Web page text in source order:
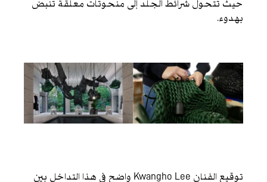
حيث تتحول شرائط الجلد إلى منحوتات معلّقة تنبض
بهدوء.
توقيع الفنان Kwangho Lee واضح في هذا التداخل بين